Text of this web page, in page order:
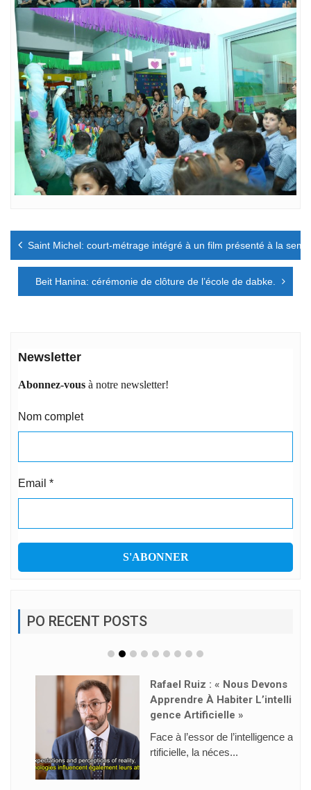
Navigation
l’article
Saint Michel: court-métrage intégré à un film présenté à la
Beit Hanina: cérémonie de clôture de l’école de dabke.
Newsletter
Abonnez-vous à notre newsletter!
Nom complet
Email *
PO RECENT POSTS
Rafael Ruiz : « Nous Devons
Apprendre À Habiter L’intelli
Gence Artificielle »
Face à l’essor de l’intelligence a
rtificielle, la néces...